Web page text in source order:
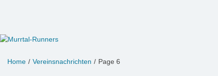
Murrtal-Runners
e.V. 1994
Home Vereinsnachrichten Page 6